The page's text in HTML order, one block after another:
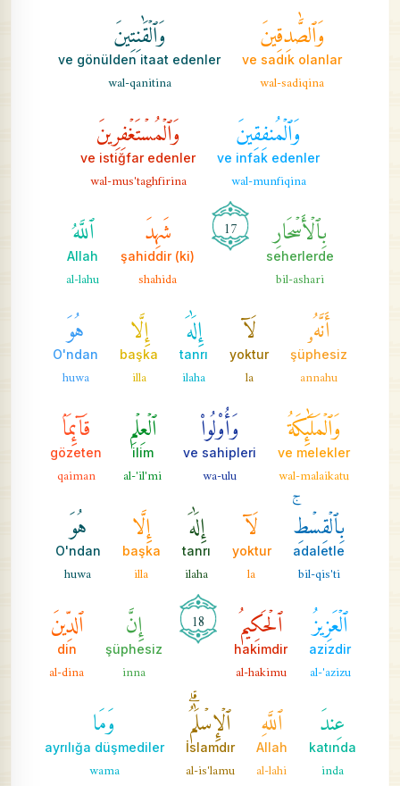
وَٱلصَّٰدِقِينَ
ve sadık olanlar
wal-sadiqina
وَٱلۡقَٰنِتِينَ
ve gönülden itaat edenler
wal-qanitina
وَٱلۡمُنفِقِينَ
ve infak edenler
wal-munfiqina
وَٱلۡمُسۡتَغۡفِرِينَ
ve istiğfar edenler
wal-mus'taghfirina
بِٱلۡأَسۡحَارِ
seherlerde
bil-ashari
17 شَهِدَ
şahiddir (ki)
shahida
ٱللَّهُ
Allah
al-lahu
أَنَّهُۥ
şüphesiz
annahu
لَآ
yoktur
la
إِلَٰهَ
tanrı
ilaha
إِلَّا
başka
illa
هُوَ
O'ndan
huwa
وَٱلۡمَلَٰٓئِكَةُ
ve melekler
wal-malaikatu
وَأُوْلُواْ
ve sahipleri
wa-ulu
ٱلۡعِلۡمِ
ilim
al-'il'mi
قَآئِمَۢا
gözeten
qaiman
بِٱلۡقِسۡطِۚ
adaletle
bil-qis'ti
لَآ
yoktur
la
إِلَٰهَ
tanrı
ilaha
إِلَّا
başka
illa
هُوَ
O'ndan
huwa
ٱلۡعَزِيزُ
azizdir
al-'azizu
ٱلۡحَكِيمُ
hakimdir
al-hakimu
18 إِنَّ
şüphesiz
inna
ٱلدِّينَ
din
al-dina
عِندَ
katında
inda
ٱللَّهِ
Allah
al-lahi
ٱلۡإِسۡلَٰمُۗ
İslamdır
al-is'lamu
وَمَا
ayrılığa düşmediler
wama